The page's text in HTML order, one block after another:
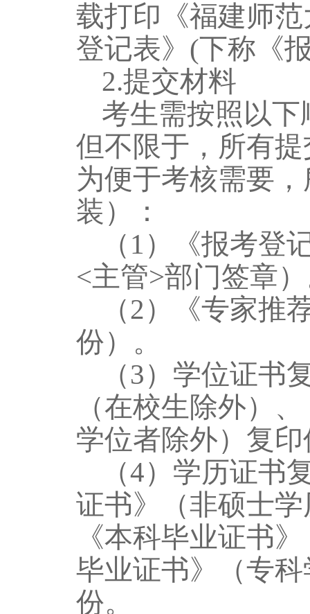
载打印《福建师
登记表》 (下称《
2.提交材料
考生需按照以
但不限于，所有
为便于考核需要
装）：
（ 1）《报考登
<主管>部门签章
（2）《专家推
份）。
（3）学位证书
（在校生除外）
学位者除外）复
（4）学历证书
证书》（非硕士
《本科毕业证书
毕业证书》（专
份。